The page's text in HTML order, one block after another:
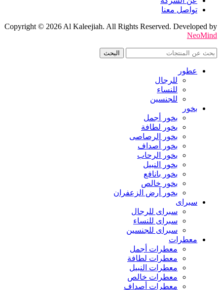
تواصل معنا
Copyright © 2026 Al Kaleejiah. All Rights Reserved. Developed by
NeoMind
البحث
عطور
للرجال
للنساء
للجنسين
بخور
بخور أجمل
بخور لطافة
بخور الرصاصى
بخور أصداف
بخور الرحاب
بخور النبيل
بخور بانافع
بخور خالص
بخور أرض الزعفران
سبراى
سبراى للرجال
سبراى للنساء
سبراى للجنسين
معطرات
معطرات أجمل
معطرات لطافة
معطرات النبيل
معطرات خالص
معطرات أصداف